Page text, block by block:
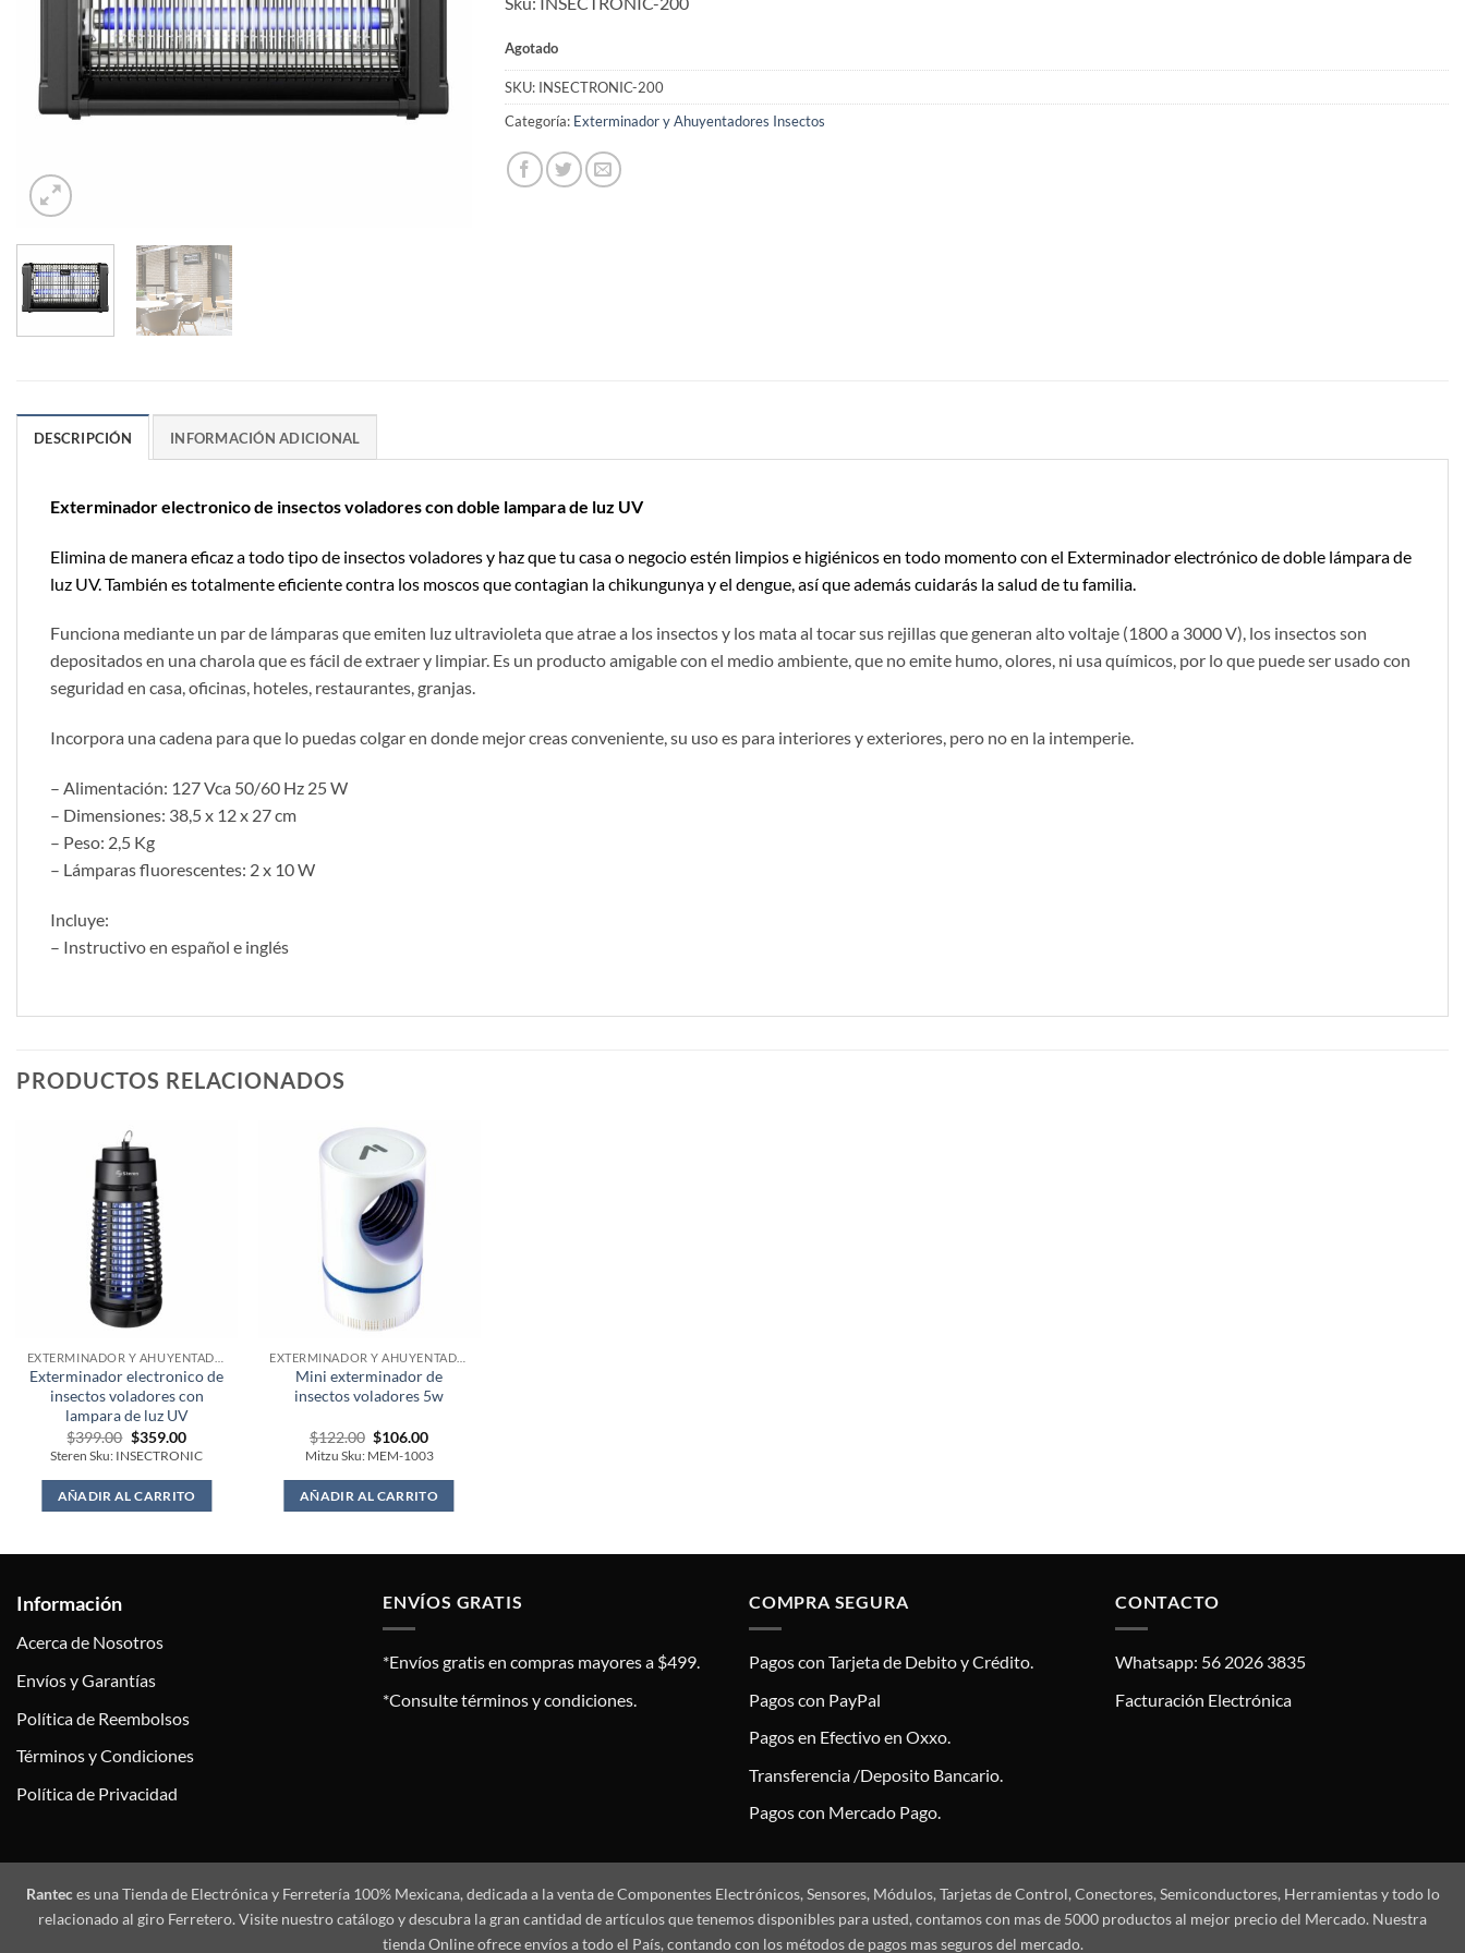
$699.00.
Agotado
SKU: INSECTRONIC-200
Categoría: Exterminador y Ahuyentadores Insectos
DESCRIPCIÓN INFORMACIÓN ADICIONAL
Exterminador electronico de insectos voladores con doble lampara de luz UV
Elimina de manera eficaz a todo tipo de insectos voladores y haz que tu casa o negocio estén limpios e higiénicos en todo momento con el Exterminador electrónico de doble lámpara de
luz UV. También es totalmente eficiente contra los moscos que contagian la chikungunya y el dengue, así que además cuidarás la salud de tu familia.
Funciona mediante un par de lámparas que emiten luz ultravioleta que atrae a los insectos y los mata al tocar sus rejillas que generan alto voltaje (1800 a 3000 V), los insectos son
depositados en una charola que es fácil de extraer y limpiar. Es un producto amigable con el medio ambiente, que no emite humo, olores, ni usa químicos, por lo que puede ser usado con
seguridad en casa, oficinas, hoteles, restaurantes, granjas.
Incorpora una cadena para que lo puedas colgar en donde mejor creas conveniente, su uso es para interiores y exteriores, pero no en la intemperie.
– Alimentación: 127 Vca 50/60 Hz 25 W
– Dimensiones: 38,5 x 12 x 27 cm
– Peso: 2,5 Kg
– Lámparas fluorescentes: 2 x 10 W
Incluye:
– Instructivo en español e inglés
PRODUCTOS RELACIONADOS
Exterminador electronico de
insectos voladores con
lampara de luz UV
$399.00 Original
price
was:
$399.00.
$359.00Current
price
is:
$359.00.
Steren Sku: INSECTRONIC
AÑADIR AL CARRITO
Mini exterminador de
insectos voladores 5w
$122.00 Original
price
was:
$122.00.
$106.00Current
price
is:
$106.00.
Mitzu Sku: MEM-1003
AÑADIR AL CARRITO
Información
Acerca de Nosotros
Envíos y Garantías
Política de Reembolsos
Términos y Condiciones
Política de Privacidad
ENVÍOS GRATIS
*Envíos gratis en compras mayores a $499.
*Consulte términos y condiciones.
COMPRA SEGURA
Pagos con Tarjeta de Debito y Crédito.
Pagos con PayPal
Pagos en Efectivo en Oxxo.
Transferencia /Deposito Bancario.
Pagos con Mercado Pago.
CONTACTO
Whatsapp: 56 2026 3835
Facturación Electrónica
Ranteces una Tienda de Electrónica y Ferretería 100% Mexicana, dedicada a la venta de Componentes Electrónicos, Sensores, Módulos, Tarjetas de Control, Conectores, Semiconductores, Herramientas y todo lo
relacionado al giro Ferretero. Visite nuestro catálogo y descubra la gran cantidad de artículos que tenemos disponibles para usted, contamos con mas de 5000 productos al mejor precio del Mercado. Nuestra
tienda Online ofrece envíos a todo el País, contando con los métodos de pagos mas seguros del mercado.